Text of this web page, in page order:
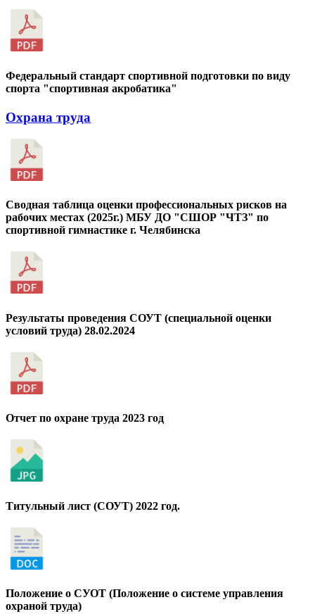
Федеральный стандарт спортивной подготовки по виду
спорта "спортивная акробатика"
Охрана труда
Сводная таблица оценки профессиональных рисков на
рабочих местах (2025г.) МБУ ДО "СШОР "ЧТЗ" по
спортивной гимнастике г. Челябинска
Результаты проведения СОУТ (специальной оценки
условий труда) 28.02.2024
Отчет по охране труда 2023 год
Титульный лист (СОУТ) 2022 год.
Положение о СУОТ (Положение о системе управления
охраной труда)